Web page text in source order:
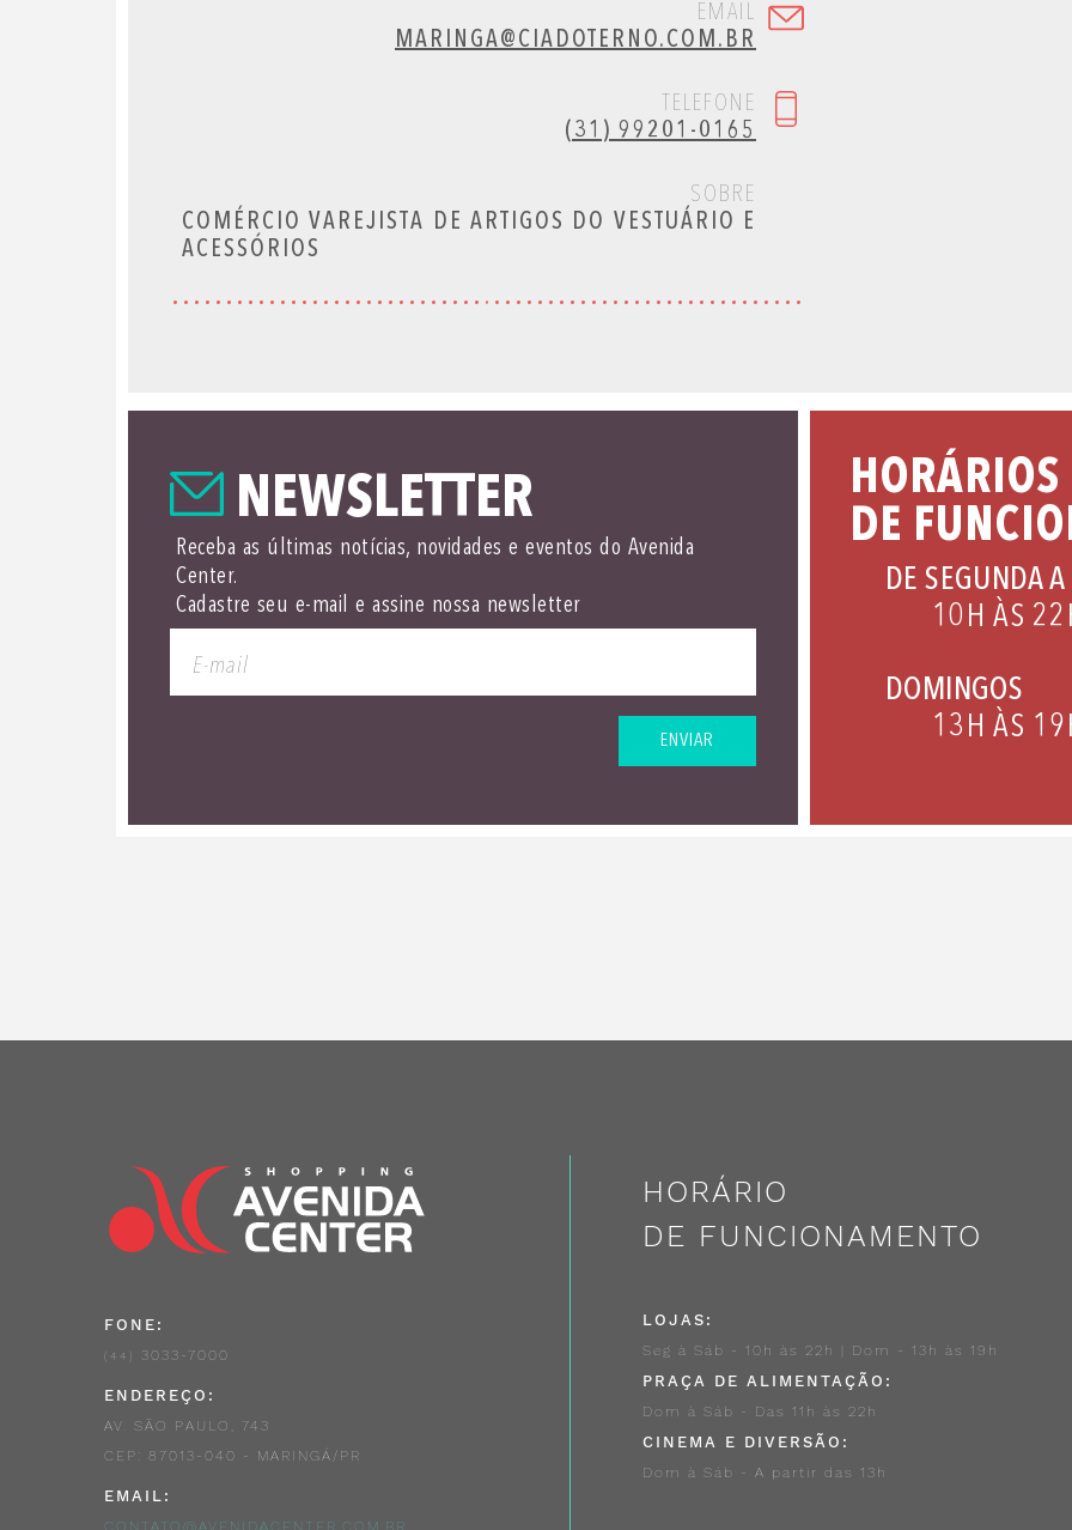
EMAIL
MARINGA@CIADOTERNO.COM.BR
TELEFONE
(31) 99201-0165
SOBRE
COMÉRCIO VAREJISTA DE ARTIGOS DO VESTUÁRIO E
ACESSÓRIOS
NEWSLETTER
Receba as últimas notícias, novidades e eventos do Avenida
Center.
Cadastre seu e-mail e assine nossa newsletter
ENVIAR
HORÁRIOS
DE
DE SEGUNDA
10H ÀS
DOMINGOS
13H ÀS
FONE:
(44) 3033-7000
ENDEREÇO:
AV. SÃO PAULO, 743
CEP: 87013-040 - MARINGÁ/PR
EMAIL:
CONTATO@AVENIDACENTER.COM.BR
HORÁRIO
DE FUNCIONAMENTO
LOJAS:
Seg à Sáb - 10h às 22h | Dom - 13h às 19h
PRAÇA DE ALIMENTAÇÃO:
Dom à Sáb - Das 11h às 22h
CINEMA E DIVERSÃO:
Dom à Sáb - A partir das 13h